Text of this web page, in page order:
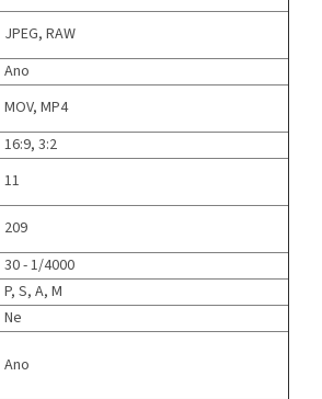
JPEG, RAW
Ano
MOV, MP4
16:9, 3:2
11
209
30 - 1/4000
P, S, A, M
Ne
Ano